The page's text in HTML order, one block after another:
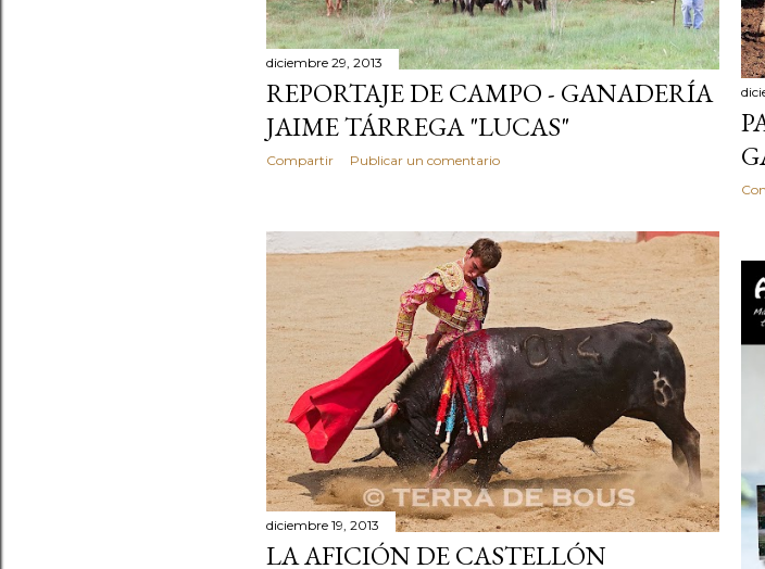
s
diciembre 29, 2013
REPORTAJE DE CAMPO - GANADERÍA
JAIME TÁRREGA "LUCAS"
Compartir Publicar un comentario
diciembre 19, 2013
LA AFICIÓN DE CASTELLÓN